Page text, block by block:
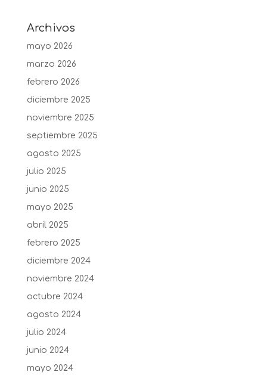
Archivos
mayo 2026
marzo 2026
febrero 2026
diciembre 2025
noviembre 2025
septiembre 2025
agosto 2025
julio 2025
junio 2025
mayo 2025
abril 2025
febrero 2025
diciembre 2024
noviembre 2024
octubre 2024
agosto 2024
julio 2024
junio 2024
mayo 2024